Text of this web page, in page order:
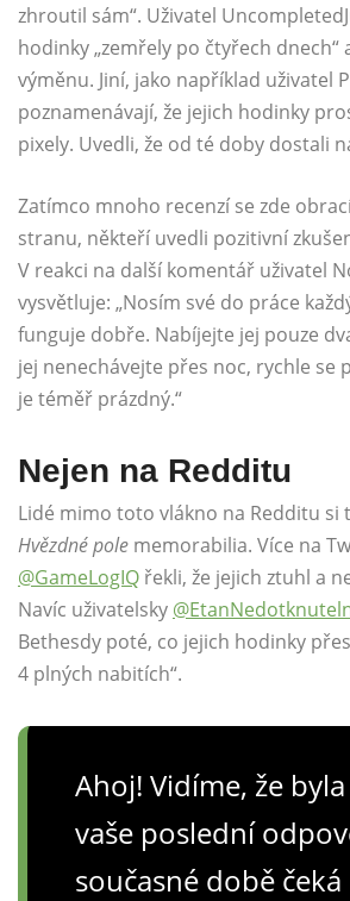
zhroutil sám“. Uživatel
hodinky „zemřely po čtyřech dnech“
výměnu. Jiní, jako například uživatel
poznamenávají, že jejich hodinky
pixely. Uvedli, že od té doby dostali
Zatímco mnoho recenzí se zde
stranu, někteří uvedli pozitivní
V reakci na další komentář uživatel
vysvětluje: „Nosím své do práce
funguje dobře. Nabíjejte jej pouze
jej nenechávejte přes noc, rychle se
je téměř prázdný.“
Nejen na Redditu
Lidé mimo toto vlákno na Redditu si
Hvězdné pole memorabilia. Více na
@GameLogIQ řekli, že jejich ztuhl a
Navíc uživatelsky
Bethesdy poté, co jejich hodinky
4 plných nabitích“.
Ahoj! Vidíme, že
vaše poslední
současné době